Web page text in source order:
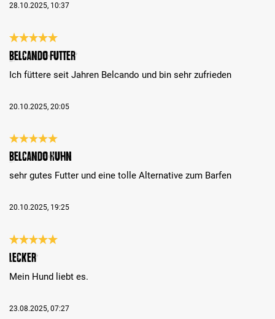
28.10.2025, 10:37
Bewertung mit 5 von 5 Sternen
Belcando Futter
Ich füttere seit Jahren Belcando und bin sehr zufrieden
20.10.2025, 20:05
Bewertung mit 5 von 5 Sternen
Belcando Huhn
sehr gutes Futter und eine tolle Alternative zum Barfen
20.10.2025, 19:25
Bewertung mit 5 von 5 Sternen
Lecker
Mein Hund liebt es.
23.08.2025, 07:27